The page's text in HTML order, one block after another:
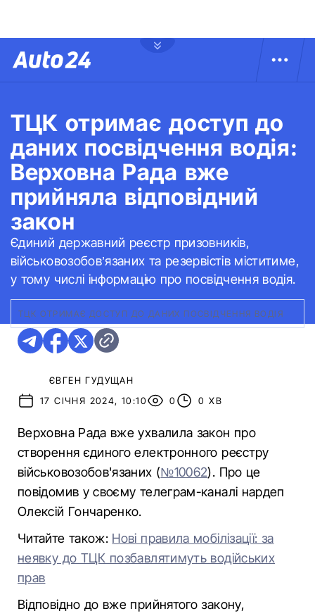
ТЦК отримає доступ до
даних посвідчення водія:
Верховна Рада вже
прийняла відповідний
закон
Єдиний державний реєстр призовників,
військовозобов’язаних та резервістів міститиме,
у тому числі інформацію про посвідчення водія.
ТЦК ОТРИМАЄ ДОСТУП ДО ДАНИХ ПОСВІДЧЕННЯ ВОДІЯ
ЄВГЕН ГУДУЩАН
17 СІЧНЯ 2024, 10:10
0 0 ХВ
Верховна Рада вже ухвалила закон про
створення єдиного електронного реєстру
військовозобов'язаних (№10062). Про це
повідомив у своєму телеграм-каналі нардеп
Олексій Гончаренко.
Читайте також: Нові правила мобілізації: за
неявку до ТЦК позбавлятимуть водійських
прав
Відповідно до вже прийнятого закону,